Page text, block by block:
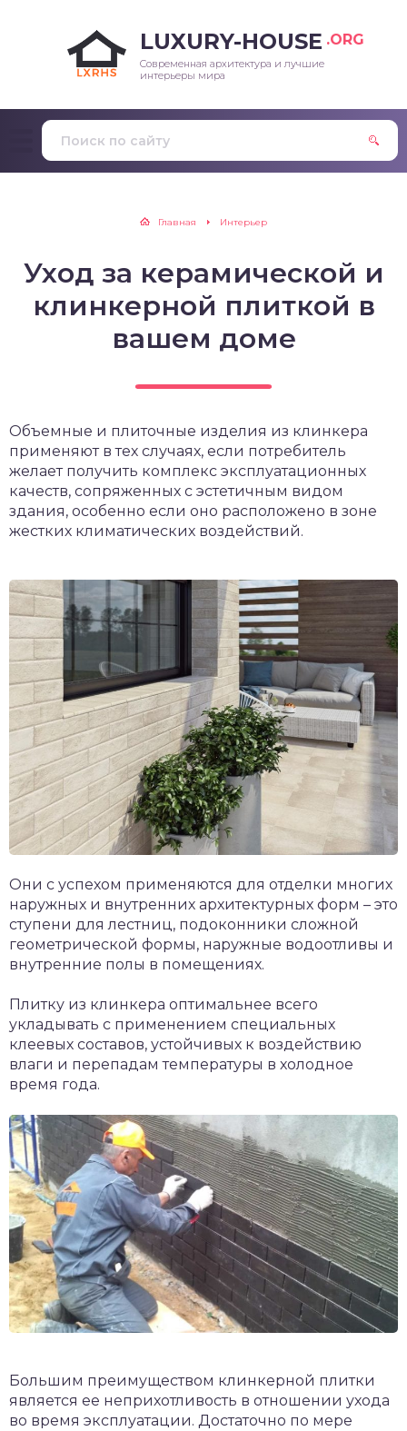
LUXURY-HOUSE .ORG
Современная архитектура и лучшие
интерьеры мира
Главная Интерьер
Уход за керамической и
клинкерной плиткой в
вашем доме
Объемные и плиточные изделия из клинкера
применяют в тех случаях, если потребитель
желает получить комплекс эксплуатационных
качеств, сопряженных с эстетичным видом
здания, особенно если оно расположено в зоне
жестких климатических воздействий.
Они с успехом применяются для отделки многих
наружных и внутренних архитектурных форм – это
ступени для лестниц, подоконники сложной
геометрической формы, наружные водоотливы и
внутренние полы в помещениях.
Плитку из клинкера оптимальнее всего
укладывать с применением специальных
клеевых составов, устойчивых к воздействию
влаги и перепадам температуры в холодное
время года.
Большим преимуществом клинкерной плитки
является ее неприхотливость в отношении ухода
во время эксплуатации. Достаточно по мере